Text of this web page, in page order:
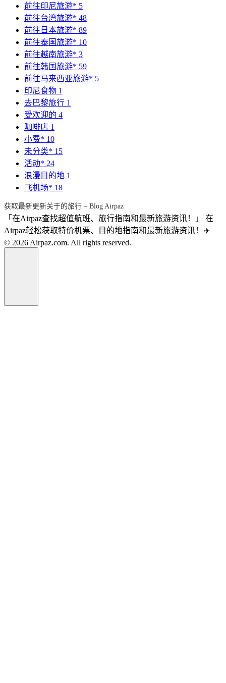
前往印尼旅游* 5
前往台湾旅游* 48
前往日本旅游* 89
前往泰国旅游* 10
前往越南旅游* 3
前往韩国旅游* 59
前往马来西亚旅游* 5
印尼食物 1
去巴黎旅行 1
受欢迎的 4
咖啡店 1
小费* 10
未分类* 15
活动* 24
浪漫目的地 1
飞机场* 18
获取最新更新关于的旅行 – Blog Airpaz
「在Airpaz查找超值航班、旅行指南和最新旅游资讯！」 在
Airpaz轻松获取特价机票、目的地指南和最新旅游资讯！✈️
© 2026 Airpaz.com. All rights reserved.